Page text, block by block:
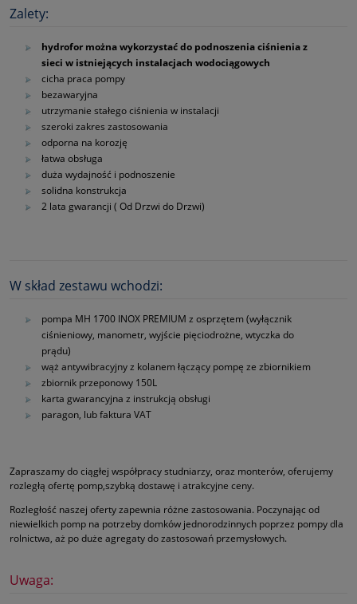
Zalety:
hydrofor można wykorzystać do podnoszenia ciśnienia z
sieci w istniejących instalacjach wodociągowych
cicha praca pompy
bezawaryjna
utrzymanie stałego ciśnienia w instalacji
szeroki zakres zastosowania
odporna na korozję
łatwa obsługa
duża wydajność i podnoszenie
solidna konstrukcja
2 lata gwarancji ( Od Drzwi do Drzwi)
W skład zestawu wchodzi:
pompa MH 1700 INOX PREMIUM z osprzętem (wyłącznik
ciśnieniowy, manometr, wyjście pięciodrożne, wtyczka do
prądu)
wąż antywibracyjny z kolanem łączący pompę ze zbiornikiem
zbiornik przeponowy 150L
karta gwarancyjna z instrukcją obsługi
paragon, lub faktura VAT
Zapraszamy do ciągłej współpracy studniarzy, oraz monterów, oferujemy
rozległą ofertę pomp,szybką dostawę i atrakcyjne ceny.
Rozległość naszej oferty zapewnia różne zastosowania. Poczynając od
niewielkich pomp na potrzeby domków jednorodzinnych poprzez pompy dla
rolnictwa, aż po duże agregaty do zastosowań przemysłowych.
Uwaga: